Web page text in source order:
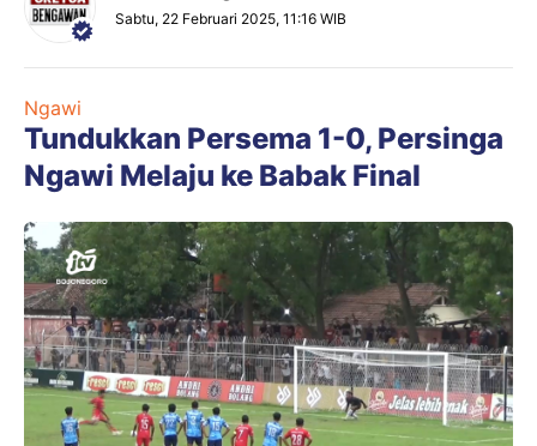
Sabtu, 22 Februari 2025, 11:16 WIB
Ngawi
Tundukkan Persema 1-0, Persinga
Ngawi Melaju ke Babak Final